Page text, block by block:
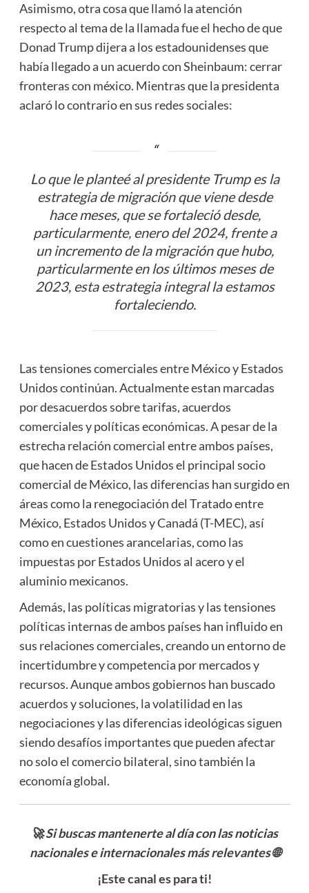
Asimismo, otra cosa que llamó la atención
respecto al tema de la llamada fue el hecho de que
Donad Trump dijera a los estadounidenses que
había llegado a un acuerdo con Sheinbaum: cerrar
fronteras con méxico. Mientras que la presidenta
aclaró lo contrario en sus redes sociales:
Lo que le planteé al presidente Trump es la
estrategia de migración que viene desde
hace meses, que se fortaleció desde,
particularmente, enero del 2024, frente a
un incremento de la migración que hubo,
particularmente en los últimos meses de
2023, esta estrategia integral la estamos
fortaleciendo.
Las tensiones comerciales entre México y Estados
Unidos continúan. Actualmente estan marcadas
por desacuerdos sobre tarifas, acuerdos
comerciales y políticas económicas. A pesar de la
estrecha relación comercial entre ambos países,
que hacen de Estados Unidos el principal socio
comercial de México, las diferencias han surgido en
áreas como la renegociación del Tratado entre
México, Estados Unidos y Canadá (T-MEC), así
como en cuestiones arancelarias, como las
impuestas por Estados Unidos al acero y el
aluminio mexicanos.
Además, las políticas migratorias y las tensiones
políticas internas de ambos países han influido en
sus relaciones comerciales, creando un entorno de
incertidumbre y competencia por mercados y
recursos. Aunque ambos gobiernos han buscado
acuerdos y soluciones, la volatilidad en las
negociaciones y las diferencias ideológicas siguen
siendo desafíos importantes que pueden afectar
no solo el comercio bilateral, sino también la
economía global.
🚀 Si buscas mantenerte al día con las noticias
nacionales e internacionales más relevantes🌐
¡Este canal es para ti!